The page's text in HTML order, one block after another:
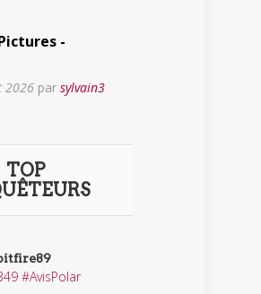
-
2026 par sylvain3
TOP
#AvisPolar